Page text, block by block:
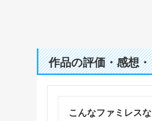
作品の評価・感想
こんなファミレス